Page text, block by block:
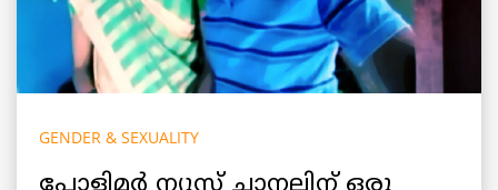
GENDER & SEXUALITY